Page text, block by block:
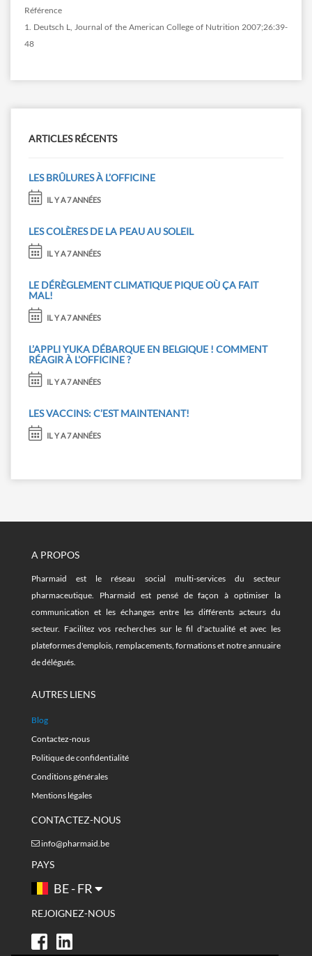
Référence
1. Deutsch L, Journal of the American College of Nutrition 2007;26:39-
48
ARTICLES RÉCENTS
LES BRÛLURES À L’OFFICINE
IL Y A 7 ANNÉES
LES COLÈRES DE LA PEAU AU SOLEIL
IL Y A 7 ANNÉES
LE DÉRÈGLEMENT CLIMATIQUE PIQUE OÙ ÇA FAIT
MAL!
IL Y A 7 ANNÉES
L’APPLI YUKA DÉBARQUE EN BELGIQUE ! COMMENT
RÉAGIR À L'OFFICINE ?
IL Y A 7 ANNÉES
LES VACCINS: C’EST MAINTENANT!
IL Y A 7 ANNÉES
A PROPOS
Pharmaid est le réseau social multi-services du secteur
pharmaceutique. Pharmaid est pensé de façon à optimiser la
communication et les échanges entre les différents acteurs du
secteur. Facilitez vos recherches sur le fil d'actualité et avec les
plateformes d'emplois, remplacements, formations et notre annuaire
de délégués.
AUTRES LIENS
Blog
Contactez-nous
Politique de confidentialité
Conditions générales
Mentions légales
CONTACTEZ-NOUS
info@pharmaid.be
PAYS
BE - FR
REJOIGNEZ-NOUS